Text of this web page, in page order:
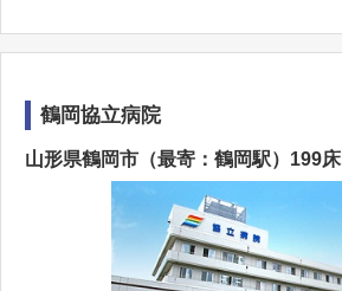
鶴岡協立病院
山形県鶴岡市（最寄：鶴岡駅）199床